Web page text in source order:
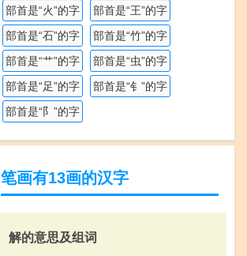
部首是“火”的字
部首是“王”的字
部首是“石”的字
部首是“竹”的字
部首是“艹”的字
部首是“虫”的字
部首是“足”的字
部首是“钅”的字
部首是“阝”的字
笔画有13画的汉字
解的意思及组词